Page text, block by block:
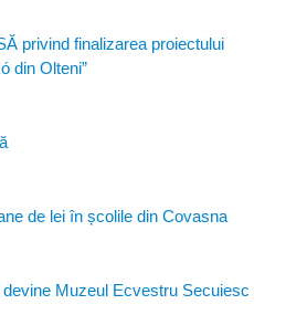
privind finalizarea proiectului
din Olteni”
de lei în școlile din Covasna
Muzeul Ecvestru Secuiesc